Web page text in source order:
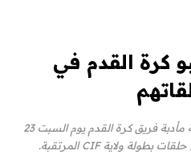
كرة القدم في
استضافت مدرسة بارستو الثانوية مأدبة فريق كرة القدم يوم السبت 23